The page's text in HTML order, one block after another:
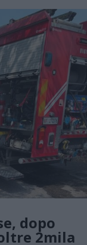
dopo
2mila